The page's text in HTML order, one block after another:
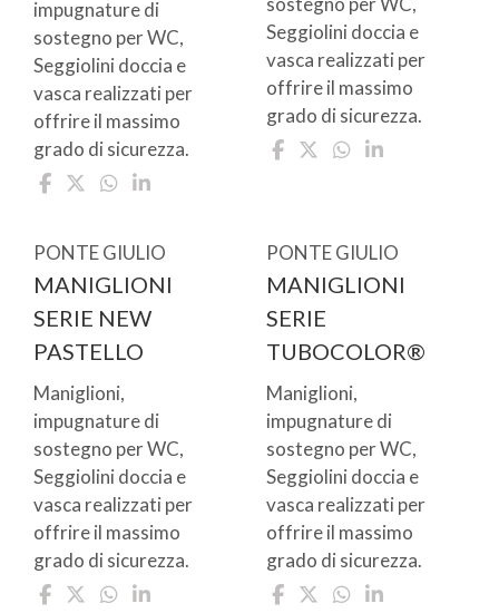
impugnature di
sostegno per WC,
Seggiolini doccia e
vasca realizzati per
offrire il massimo
grado di sicurezza.
Seggiolini doccia e
vasca realizzati per
offrire il massimo
grado di sicurezza.
PONTE GIULIO
MANIGLIONI
SERIE NEW
PASTELLO
Maniglioni,
impugnature di
sostegno per WC,
Seggiolini doccia e
vasca realizzati per
offrire il massimo
grado di sicurezza.
PONTE GIULIO
MANIGLIONI
SERIE
TUBOCOLOR®
Maniglioni,
impugnature di
sostegno per WC,
Seggiolini doccia e
vasca realizzati per
offrire il massimo
grado di sicurezza.